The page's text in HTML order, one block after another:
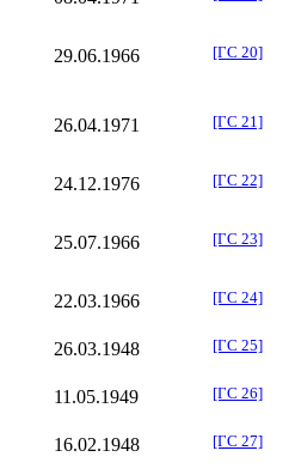
29.06.1966 [ГС 20]
26.04.1971 [ГС 21]
24.12.1976 [ГС 22]
25.07.1966 [ГС 23]
22.03.1966 [ГС 24]
26.03.1948 [ГС 25]
11.05.1949 [ГС 26]
16.02.1948 [ГС 27]